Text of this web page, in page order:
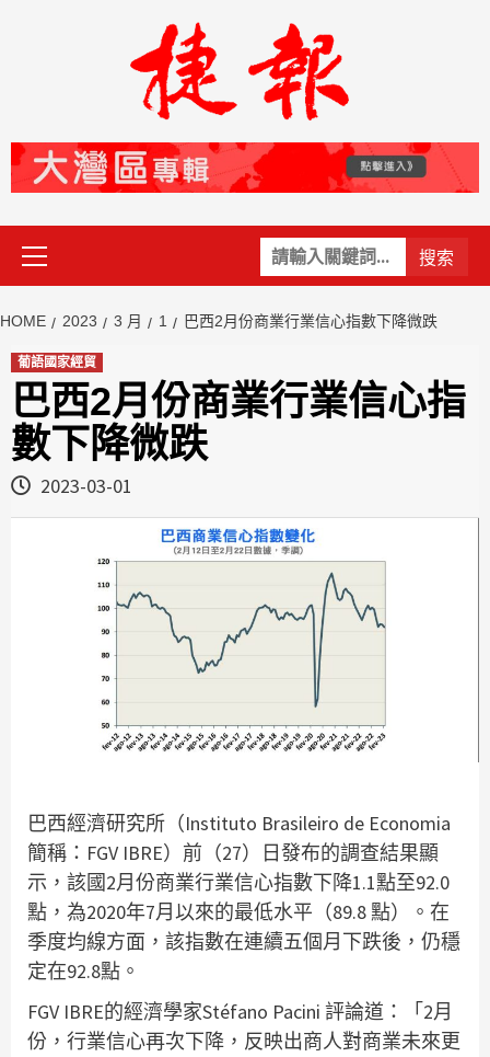
關
鍵
Primary
Menu
HOME 2023 3 月 1 巴西2月份商業行業信心指數下降微跌
葡語國家經貿
巴西2月份商業行業信心指
數下降微跌
2023-03-01
巴西經濟研究所（Instituto Brasileiro de Economia
簡稱：FGV IBRE）前（27）日發布的調查結果顯
示，該國2月份商業行業信心指數下降1.1點至92.0
點，為2020年7月以來的最低水平（89.8 點）。在
季度均線方面，該指數在連續五個月下跌後，仍穩
定在92.8點。
FGV IBRE的經濟學家Stéfano Pacini 評論道：「2月
份，行業信心再次下降，反映出商人對商業未來更